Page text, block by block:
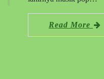
Read More